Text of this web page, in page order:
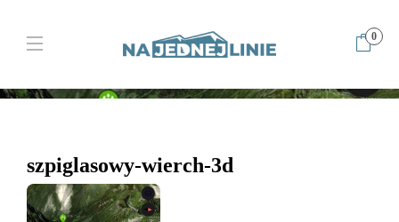
0
Home
Cerpostradą na Szpiglasowy Wierch. Wycieczka jednodniowa
szpiglasowy-wierch-3d
szpiglasowy-wierch-3d